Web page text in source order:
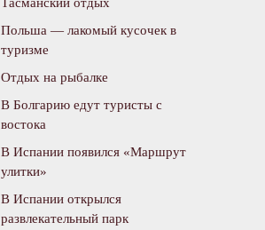
Польша — лакомый кусочек в
туризме
Отдых на рыбалке
В Болгарию едут туристы с
востока
В Испании появился «Маршрут
улитки»
В Испании открылся
развлекательный парк